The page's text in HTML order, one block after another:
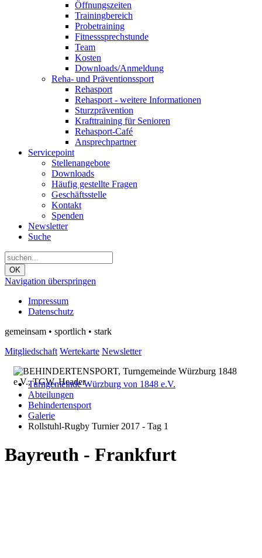
Öffnungszeiten
Trainingbereich
Probetraining
Fitnesssprechstunde
Team
Kosten
Downloads/Anmeldung
Reha- und Präventionssport
Rehasport
Rehasport - weitere Informationen
Sturzprävention
Krafttraining für Senioren
Rehasport-Café
Ansprechpartner
Servicepoint
Stellenangebote
Downloads
Häufig gestellte Fragen
Geschäftsstelle
Kontakt
Spenden
Newsletter
Suche
OK
Navigation überspringen
Impressum
Datenschutz
gemeinsam • sportlich • stark
Mitgliedschaft Wertekarte Newsletter
Turngemeinde Würzburg von 1848 e.V.
Abteilungen
Behindertensport
Galerie
Rollstuhl-Rugby Turnier 2017 - Tag 1
Bayreuth - Frankfurt